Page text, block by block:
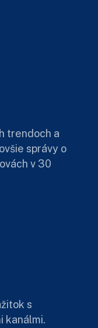
trendoch a
správy o
v 30
s
kanálmi.